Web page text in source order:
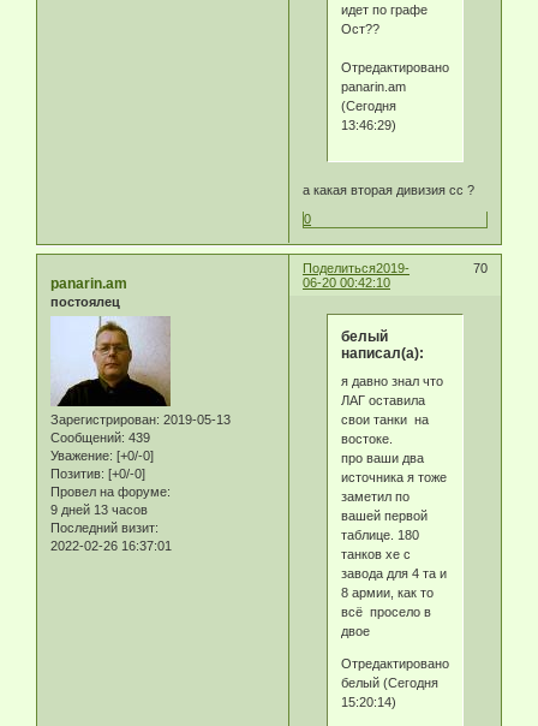
идет по графе
Ост??
Отредактировано
panarin.am
(Сегодня
13:46:29)
а какая вторая дивизия сс ?
0
Поделиться 70
2019-
06-20 00:42:10
panarin.am
постоялец
Зарегистрирован: 2019-05-13
Сообщений: 439
Уважение: [+0/-0]
Позитив: [+0/-0]
Провел на форуме:
9 дней 13 часов
Последний визит:
2022-02-26 16:37:01
белый
написал(а):
я давно знал что
ЛАГ оставила
свои танки на
востоке.
про ваши два
источника я тоже
заметил по
вашей первой
таблице. 180
танков хе с
завода для 4 та и
8 армии, как то
всё просело в
двое
Отредактировано
белый (Сегодня
15:20:14)